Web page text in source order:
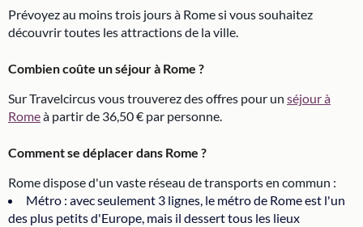
Prévoyez au moins trois jours à Rome si vous souhaitez
découvrir toutes les attractions de la ville.
Combien coûte un séjour à Rome ?
Sur Travelcircus vous trouverez des offres pour un séjour à
Romeà partir de 36,50 € par personne.
Comment se déplacer dans Rome ?
Rome dispose d'un vaste réseau de transports en commun :
Métro : avec seulement 3 lignes, le métro de Rome est l'un
des plus petits d'Europe, mais il dessert tous les lieux